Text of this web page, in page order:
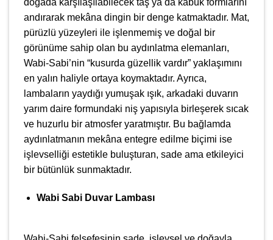
doğada karşılaşılabilecek taş ya da kabuk formlarını
andırarak mekâna dingin bir denge katmaktadır. Mat,
pürüzlü yüzeyleri ile işlenmemiş ve doğal bir
görünüme sahip olan bu aydınlatma elemanları,
Wabi-Sabi’nin “kusurda güzellik vardır” yaklaşımını
en yalın haliyle ortaya koymaktadır. Ayrıca,
lambaların yaydığı yumuşak ışık, arkadaki duvarın
yarım daire formundaki niş yapısıyla birleşerek sıcak
ve huzurlu bir atmosfer yaratmıştır. Bu bağlamda
aydınlatmanın mekâna entegre edilme biçimi ise
işlevselliği estetikle buluşturan, sade ama etkileyici
bir bütünlük sunmaktadır.
Wabi Sabi Duvar Lambası